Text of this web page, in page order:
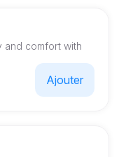
and comfort with
Ajouter